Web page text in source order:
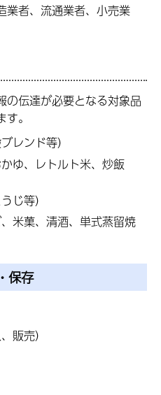
業者、流通業者、小売業
の伝達が必要となる対象品
。
レンド等）
ゆ、レトルト米、炒飯
じ等）
米菓、清酒、単式蒸留焼
保存
販売）